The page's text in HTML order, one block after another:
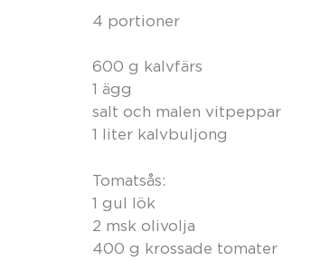
4 portioner
600 g kalvfärs
1 ägg
salt och malen vitpeppar
1 liter kalvbuljong
Tomatsås:
1 gul lök
2 msk olivolja
400 g krossade tomater